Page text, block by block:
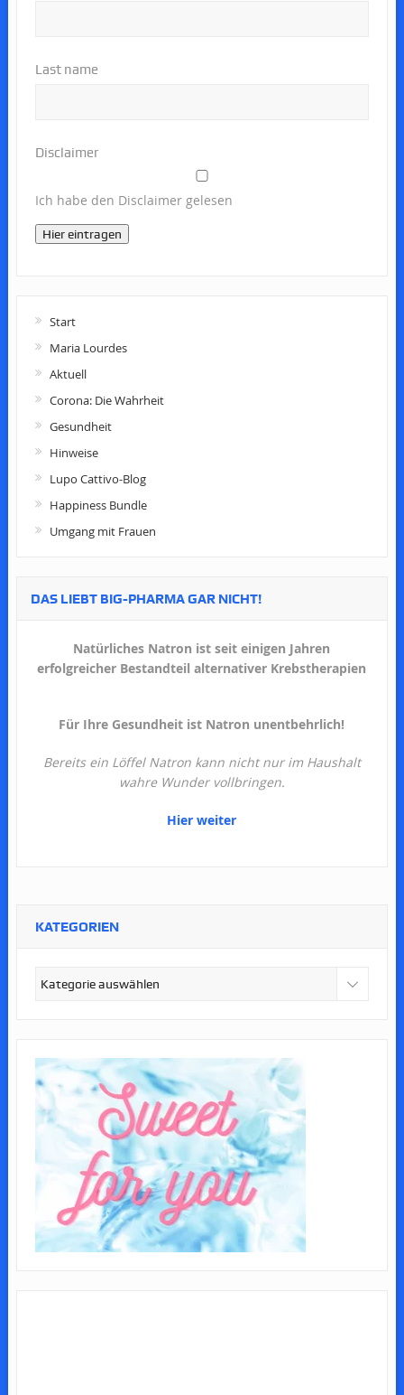
Last name
Disclaimer
Ich habe den Disclaimer gelesen
Hier eintragen
Start
Maria Lourdes
Aktuell
Corona: Die Wahrheit
Gesundheit
Hinweise
Lupo Cattivo-Blog
Happiness Bundle
Umgang mit Frauen
DAS LIEBT BIG-PHARMA GAR NICHT!
Natürliches Natron ist seit einigen Jahren
erfolgreicher Bestandteil alternativer Krebstherapien
Für Ihre Gesundheit ist Natron unentbehrlich!
Bereits ein Löffel Natron kann nicht nur im Haushalt
wahre Wunder vollbringen.
Hier weiter
KATEGORIEN